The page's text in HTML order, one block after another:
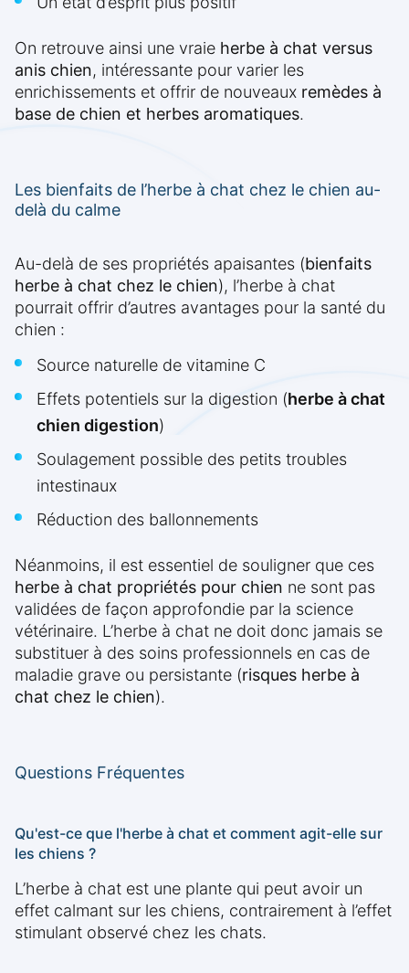
On retrouve ainsi une vraie herbe à chat versus
anis chien, intéressante pour varier les
enrichissements et offrir de nouveaux remèdes à
base de chien et herbes aromatiques.
Les bienfaits de l’herbe à chat chez le chien au-
delà du calme
Au-delà de ses propriétés apaisantes (bienfaits
herbe à chat chez le chien), l’herbe à chat
pourrait offrir d’autres avantages pour la santé du
chien :
Source naturelle de vitamine C
Effets potentiels sur la digestion (herbe à chat
chien digestion)
Soulagement possible des petits troubles
intestinaux
Réduction des ballonnements
Néanmoins, il est essentiel de souligner que ces
herbe à chat propriétés pour chien ne sont pas
validées de façon approfondie par la science
vétérinaire. L’herbe à chat ne doit donc jamais se
substituer à des soins professionnels en cas de
maladie grave ou persistante (risques herbe à
chat chez le chien).
Questions Fréquentes
Qu'est-ce que l'herbe à chat et comment agit-elle sur
les chiens ?
L’herbe à chat est une plante qui peut avoir un
effet calmant sur les chiens, contrairement à l’effet
stimulant observé chez les chats.